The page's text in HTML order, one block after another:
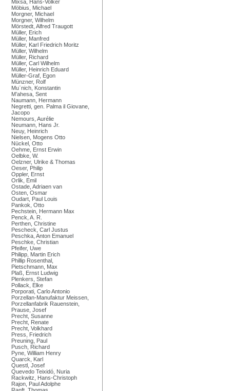
Mixsa, Hans-Volker
Möbius, Michael
Morgner, Michael
Morgner, Wilhelm
Mörstedt, Alfred Traugott
Müller, Erich
Müller, Manfred
Müller, Karl Friedrich Moritz
Müller, Wilhelm
Müller, Richard
Müller, Carl Wilhelm
Müller, Heinrich Eduard
Müller-Graf, Egon
Münzner, Rolf
Mu¨nich, Konstantin
M’ahesa, Sent
Naumann, Hermann
Negretti, gen. Palma il Giovane,
Jacopo
Nemours, Aurélie
Neumann, Hans Jr.
Neuy, Heinrich
Nielsen, Mogens Otto
Nückel, Otto
Oehme, Ernst Erwin
Oelbke, W.
Oelzner, Ulrike & Thomas
Oeser, Philip
Oppler, Ernst
Orlik, Emil
Ostade, Adriaen van
Osten, Osmar
Oudart, Paul Louis
Pankok, Otto
Pechstein, Hermann Max
Penck, A. R.
Perthen, Christine
Pescheck, Carl Justus
Peschka, Anton Emanuel
Peschke, Christian
Pfeifer, Uwe
Philipp, Martin Erich
Phillip Rosenthal,
Pietschmann, Max
Plaß, Ernst Ludwig
Plenkers, Stefan
Pollack, Elke
Porporati, Carlo Antonio
Porzellan-Manufaktur Meissen,
Porzellanfabrik Rauenstein,
Prause, Josef
Precht, Susanne
Precht, Renate
Precht, Volkhard
Press, Friedrich
Preuning, Paul
Pusch, Richard
Pyne, William Henry
Quarck, Karl
Questl, Josef
Quevedo Teixidó, Nuria
Rackwitz, Hans-Christoph
Rajon, Paul Adolphe